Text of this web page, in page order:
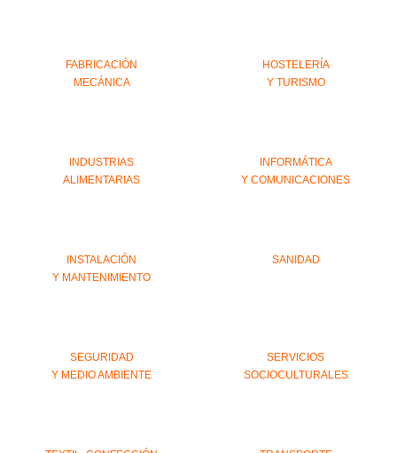
FABRICACIÓN
MECÁNICA
HOSTELERÍA
Y TURISMO
INDUSTRIAS
ALIMENTARIAS
INFORMÁTICA
Y COMUNICACIONES
INSTALACIÓN
Y MANTENIMIENTO
SANIDAD
SEGURIDAD
Y MEDIO AMBIENTE
SERVICIOS
SOCIOCULTURALES